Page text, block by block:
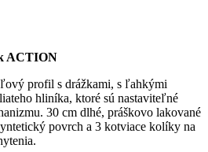
ACTION​
profil s drážkami, s ľahkými
hliníka, ktoré sú nastaviteľné
30 cm dlhé, práškovo lakované
povrch a 3 kotviace kolíky na